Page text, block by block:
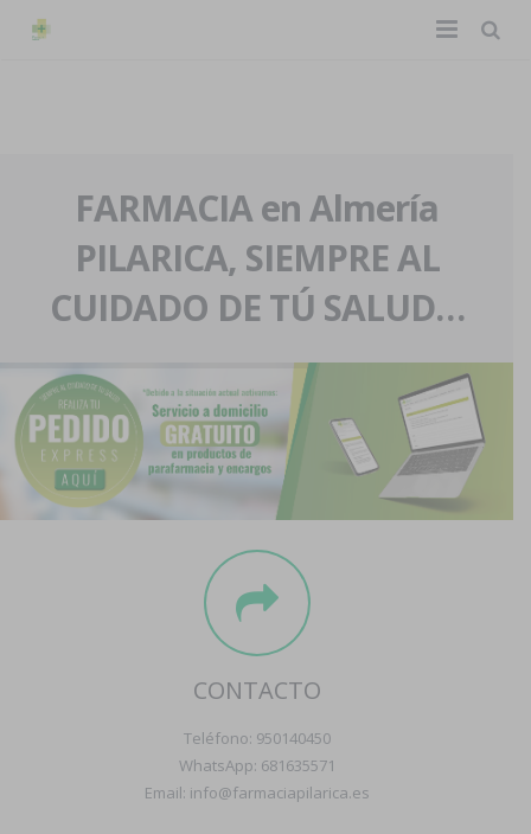
La farmacia
Nuestra historia
Nuestro equipo
Eventos
Servicios y reservas
Pedidos express
Blog
Contacto
Boletín
FARMACIA en Almería
PILARICA, SIEMPRE AL
CUIDADO DE TÚ SALUD…
CONTACTO
Teléfono: 950140450
WhatsApp: 681635571
Email: info@farmaciapilarica.es